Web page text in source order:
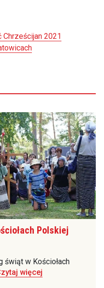
2021
Polskiej
świąt w Kościołach
więcej